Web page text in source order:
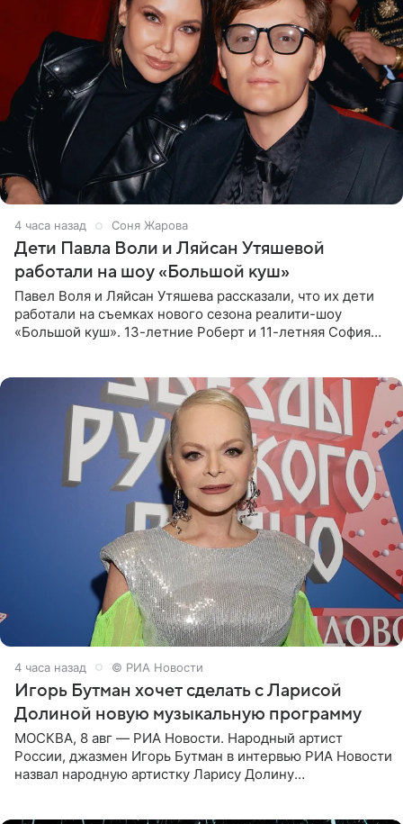
4 часа назад Соня Жарова
Дети Павла Воли и Ляйсан Утяшевой
работали на шоу «Большой куш»
Павел Воля и Ляйсан Утяшева рассказали, что их дети
работали на съемках нового сезона реалити-шоу
«Большой куш». 13-летние Роберт и 11-летняя София
4 часа назад © РИА Новости
Игорь Бутман хочет сделать с Ларисой
Долиной новую музыкальную программу
МОСКВА, 8 авг — РИА Новости. Народный артист
России, джазмен Игорь Бутман в интервью РИА Новости
назвал народную артистку Ларису Долину